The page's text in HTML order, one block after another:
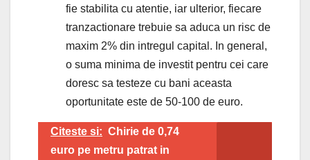
fie stabilita cu atentie, iar ulterior, fiecare
tranzactionare trebuie sa aduca un risc de
maxim 2% din intregul capital. In general,
o suma minima de investit pentru cei care
doresc sa testeze cu bani aceasta
oportunitate este de 50-100 de euro.
Citeste si: Chirie de 0,74
euro pe metru patrat in